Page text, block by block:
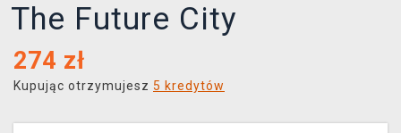
The Future City
274 zł
Kupując otrzymujesz 5 kredytów